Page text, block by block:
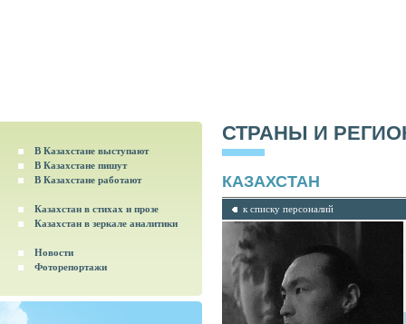
В Казахстане выступают
В Казахстане пишут
В Казахстане работают
Казахстан в стихах и прозе
Казахстан в зеркале аналитики
Новости
Фоторепортажи
СТРАНЫ И
КАЗАХСТАН
к списку персоналий